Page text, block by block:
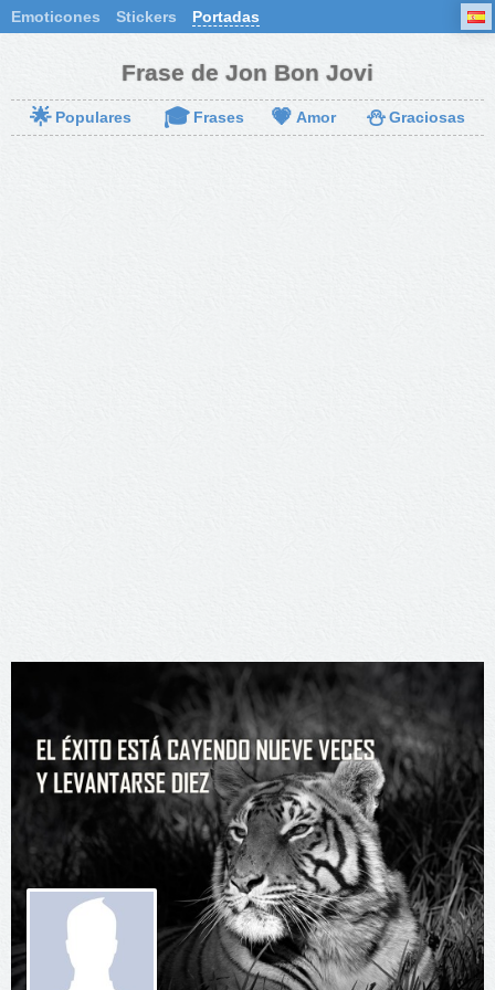
Emoticones Stickers Portadas
Frase de Jon Bon Jovi
🌟 Populares 🎓 Frases 💗 Amor ⛄Graciosas